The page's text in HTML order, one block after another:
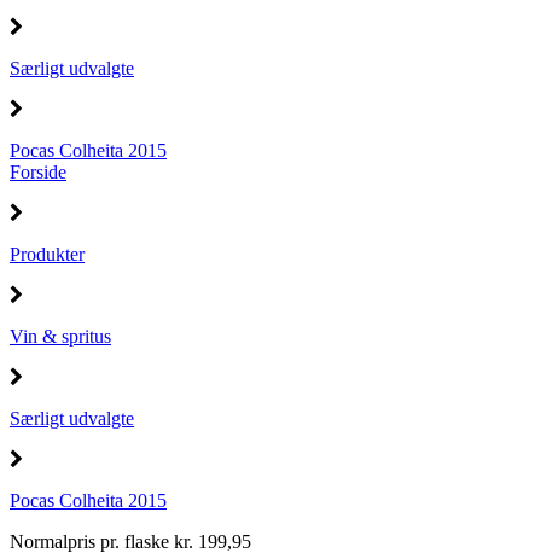
Særligt udvalgte
Pocas Colheita 2015
Forside
Produkter
Vin & spritus
Særligt udvalgte
Pocas Colheita 2015
Normalpris pr. flaske kr. 199,95